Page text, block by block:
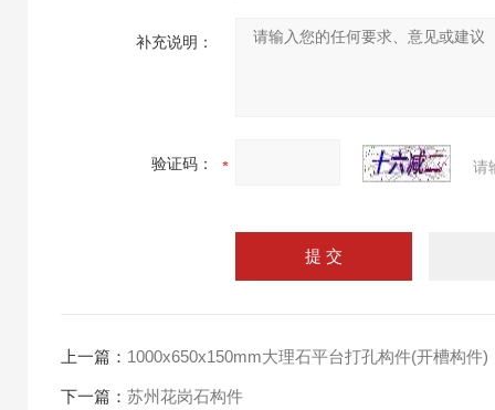
补充说明：
验证码： 请
上一篇： 1000x650x150mm大理石平台打孔构件(开槽构件)
下一篇： 苏州花岗石构件